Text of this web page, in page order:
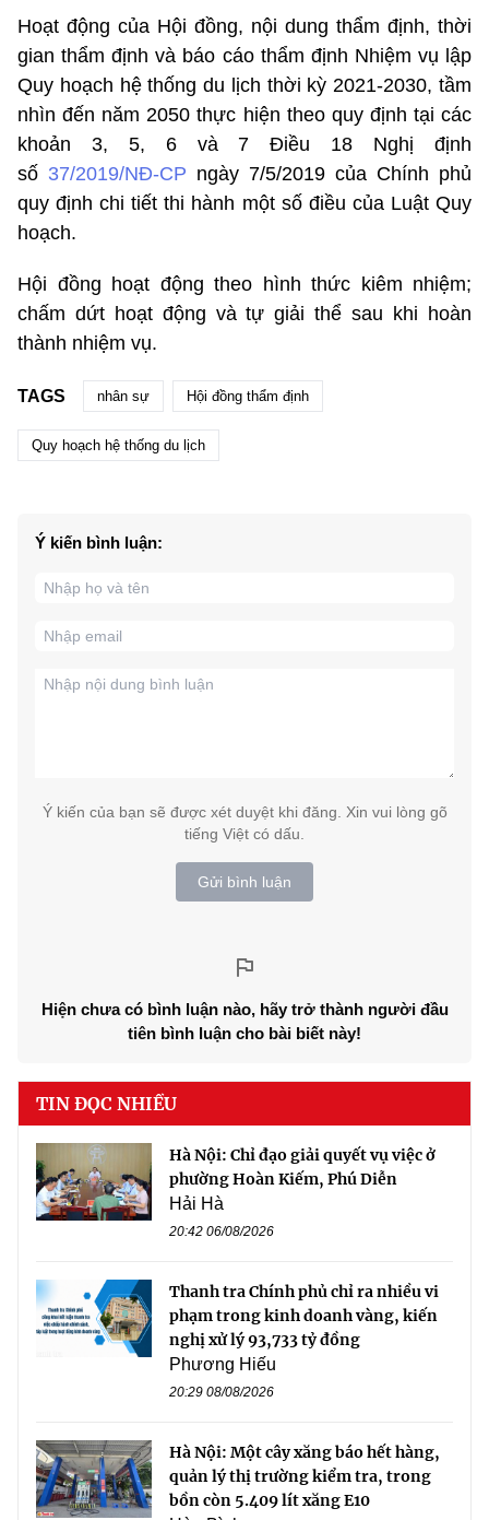
Hoạt động của Hội đồng, nội dung thẩm định, thời
gian thẩm định và báo cáo thẩm định Nhiệm vụ lập
Quy hoạch hệ thống du lịch thời kỳ 2021-2030, tầm
nhìn đến năm 2050 thực hiện theo quy định tại các
khoản 3, 5, 6 và 7 Điều 18 Nghị định
số 37/2019/NĐ-CP ngày 7/5/2019 của Chính phủ
quy định chi tiết thi hành một số điều của Luật Quy
hoạch.
Hội đồng hoạt động theo hình thức kiêm nhiệm;
chấm dứt hoạt động và tự giải thể sau khi hoàn
thành nhiệm vụ.
TAGS nhân sự Hội đồng thẩm định
Quy hoạch hệ thống du lịch
Ý kiến bình luận:
Ý kiến của bạn sẽ được xét duyệt khi đăng. Xin vui lòng gõ
tiếng Việt có dấu.
Gửi bình luận
Hiện chưa có bình luận nào, hãy trở thành người đầu
tiên bình luận cho bài biết này!
TIN ĐỌC NHIỀU
Hà Nội: Chỉ đạo giải quyết vụ việc ở
phường Hoàn Kiếm, Phú Diễn
Hải Hà
20:42 06/08/2026
Thanh tra Chính phủ chỉ ra nhiều vi
phạm trong kinh doanh vàng, kiến
nghị xử lý 93,733 tỷ đồng
Phương Hiếu
20:29 08/08/2026
Hà Nội: Một cây xăng báo hết hàng,
quản lý thị trường kiểm tra, trong
bồn còn 5.409 lít xăng E10